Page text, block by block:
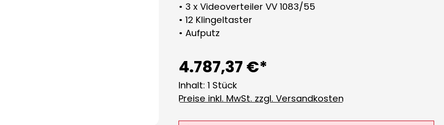
• 3 x Videoverteiler VV 1083/55
• 12 Klingeltaster
• Aufputz
4.787,37 €*
Inhalt: 1 Stück
Preise inkl. MwSt. zzgl. Versandkosten